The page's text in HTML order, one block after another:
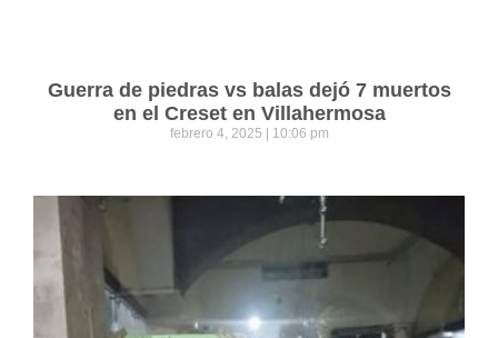
Guerra de piedras vs balas dejó 7 muertos
en el Creset en Villahermosa
febrero 4, 2025 10:06 pm